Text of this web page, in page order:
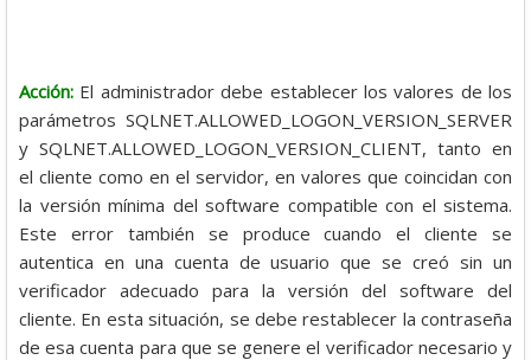
Acción: El administrador debe establecer los valores de los
parámetros SQLNET.ALLOWED_LOGON_VERSION_SERVER
y SQLNET.ALLOWED_LOGON_VERSION_CLIENT, tanto en
el cliente como en el servidor, en valores que coincidan con
la versión mínima del software compatible con el sistema.
Este error también se produce cuando el cliente se
autentica en una cuenta de usuario que se creó sin un
verificador adecuado para la versión del software del
cliente. En esta situación, se debe restablecer la contraseña
de esa cuenta para que se genere el verificador necesario y